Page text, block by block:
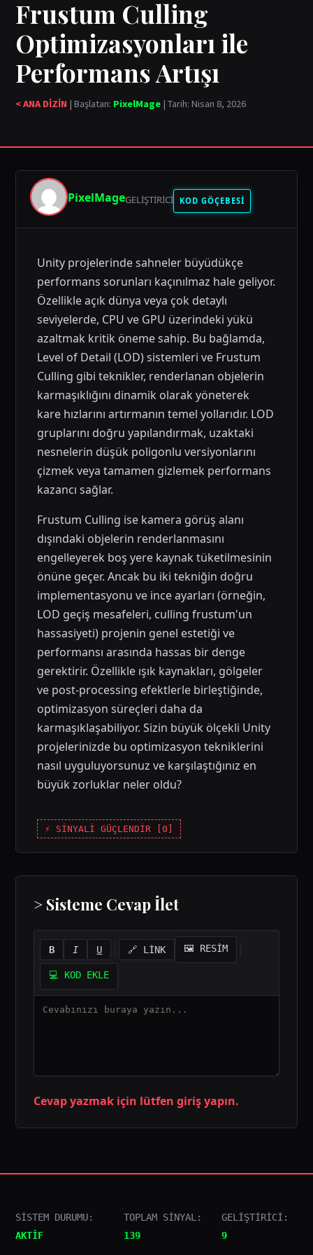
Frustum Culling
Optimizasyonları ile
Performans Artışı
< ANA DİZİN | Başlatan: PixelMage | Tarih: Nisan 8, 2026
PixelMageGELIŞTIRICI KOD GÖÇEBESİ
Unity projelerinde sahneler büyüdükçe
performans sorunları kaçınılmaz hale geliyor.
Özellikle açık dünya veya çok detaylı
seviyelerde, CPU ve GPU üzerindeki yükü
azaltmak kritik öneme sahip. Bu bağlamda,
Level of Detail (LOD) sistemleri ve Frustum
Culling gibi teknikler, renderlanan objelerin
karmaşıklığını dinamik olarak yöneterek
kare hızlarını artırmanın temel yollarıdır. LOD
gruplarını doğru yapılandırmak, uzaktaki
nesnelerin düşük poligonlu versiyonlarını
çizmek veya tamamen gizlemek performans
kazancı sağlar.
Frustum Culling ise kamera görüş alanı
dışındaki objelerin renderlanmasını
engelleyerek boş yere kaynak tüketilmesinin
önüne geçer. Ancak bu iki tekniğin doğru
implementasyonu ve ince ayarları (örneğin,
LOD geçiş mesafeleri, culling frustum'un
hassasiyeti) projenin genel estetiği ve
performansı arasında hassas bir denge
gerektirir. Özellikle ışık kaynakları, gölgeler
ve post-processing efektlerle birleştiğinde,
optimizasyon süreçleri daha da
karmaşıklaşabiliyor. Sizin büyük ölçekli Unity
projelerinizde bu optimizasyon tekniklerini
nasıl uyguluyorsunuz ve karşılaştığınız en
büyük zorluklar neler oldu?
⚡ SİNYALİ GÜÇLENDİR [0
> Sisteme Cevap İlet
B I U 🔗 LİNK 🖼️ RESİM
💻 KOD EKLE
Cevap yazmak için lütfen giriş yapın.
SİSTEM DURUMU:
AKTİF
TOPLAM SİNYAL:
139
GELİŞTİRİCİ:
9